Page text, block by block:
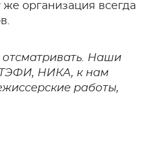
организация всегда
Наши
ТЭФИ, НИКА, к нам
работы,